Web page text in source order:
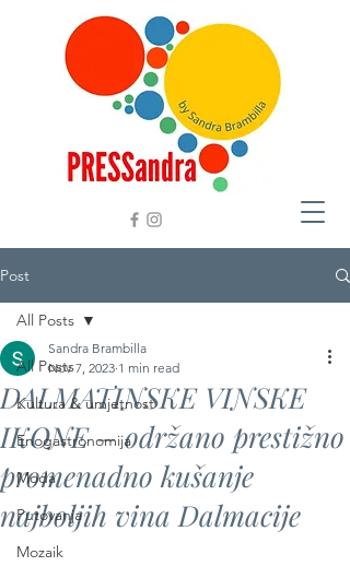
Post
All Posts
Kultura & umjetnost
Enogastronomija
Moda
Putovanja
Mozaik
All Posts
DALMATINSKE VINSKE
IKONE – održano prestižno
promenadno kušanje
najboljih vina Dalmacije
Sandra Brambilla
Nov 7, 2023 1 min read